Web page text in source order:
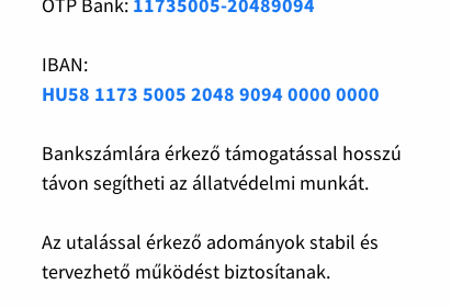
IBAN:
HU58 1173 5005 2048 9094 0000 0000
Bankszámlára érkező támogatással hosszú
távon segítheti az állatvédelmi munkát.
Az utalással érkező adományok stabil és
tervezhető működést biztosítanak.